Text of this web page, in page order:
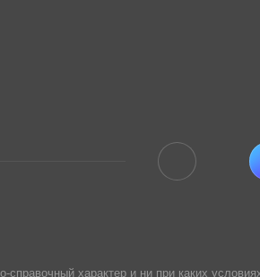
характер и ни при каких